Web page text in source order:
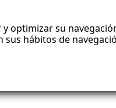
optimizar su
hábitos de